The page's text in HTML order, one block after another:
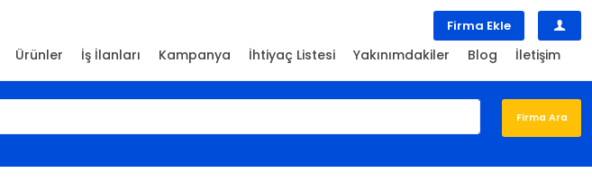
Firma Ekle
Ürünler İş İlanları Kampanya İhtiyaç Listesi Yakınımdakiler Blog İletişim